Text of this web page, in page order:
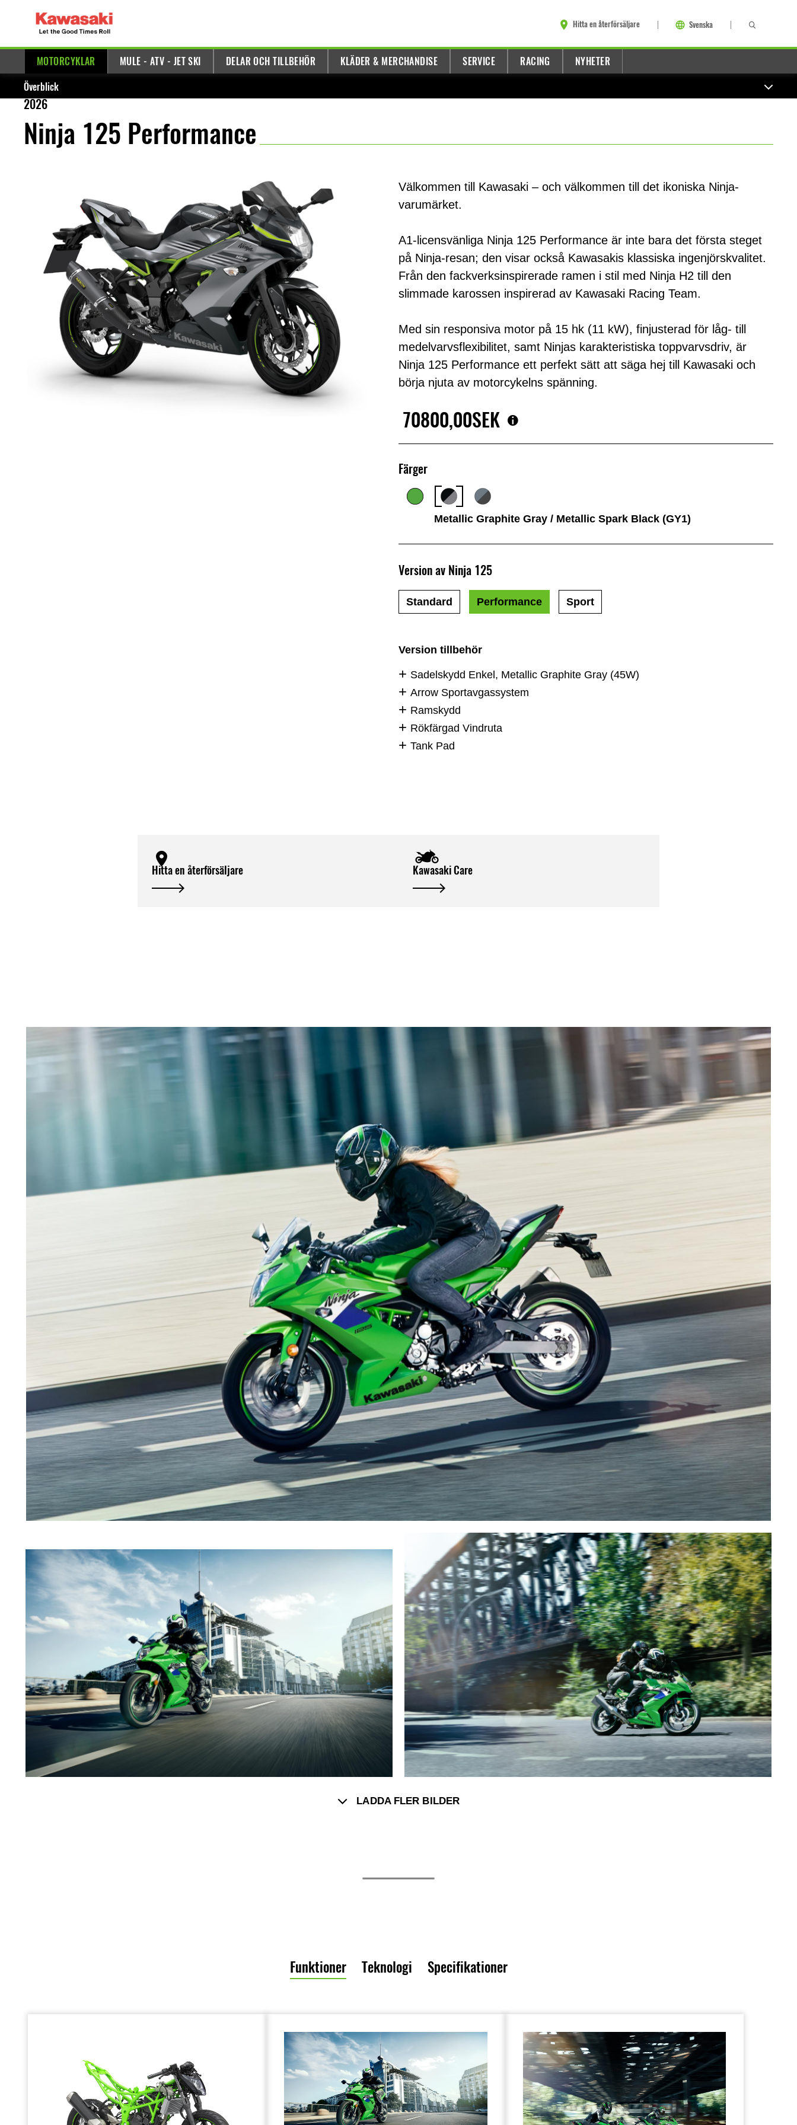
Hitta en återförsäljare Svenska
MOTORCYKLAR MULE - ATV - JET SKI DELAR OCH TILLBEHÖR KLÄDER & MERCHANDISE SERVICE RACING NYHETER
Överblick
2026
Ninja 125 Performance
Välkommen till Kawasaki – och välkommen till det ikoniska Ninja-
varumärket.
A1-licensvänliga Ninja 125 Performance är inte bara det första steget
på Ninja-resan; den visar också Kawasakis klassiska ingenjörskvalitet.
Från den fackverksinspirerade ramen i stil med Ninja H2 till den
slimmade karossen inspirerad av Kawasaki Racing Team.
Med sin responsiva motor på 15 hk (11 kW), finjusterad för låg- till
medelvarvsflexibilitet, samt Ninjas karakteristiska toppvarvsdriv, är
Ninja 125 Performance ett perfekt sätt att säga hej till Kawasaki och
börja njuta av motorcykelns spänning.
70800,00SEK
Färger
Metallic Graphite Gray / Metallic Spark Black (GY1)
Version av Ninja 125
Standard Performance Sport
Version tillbehör
Sadelskydd Enkel, Metallic Graphite Gray (45W)
Arrow Sportavgassystem
Ramskydd
Rökfärgad Vindruta
Tank Pad
Hitta en återförsäljare Kawasaki Care
LADDA FLER BILDER
Funktioner Teknologi Specifikationer